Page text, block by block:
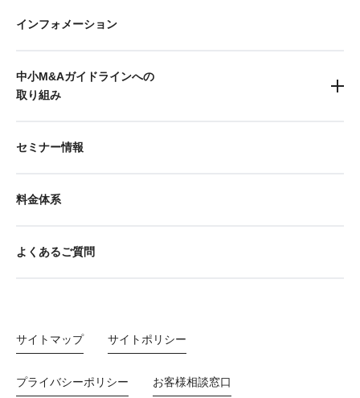
インフォメーション
中小M&Aガイドラインへの
取り組み
セミナー情報
料金体系
よくあるご質問
サイトマップ サイトポリシー
プライバシーポリシー お客様相談窓口